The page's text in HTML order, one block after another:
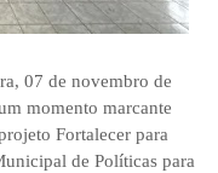
07 de novembro de
momento marcante
Fortalecer para
de Políticas para